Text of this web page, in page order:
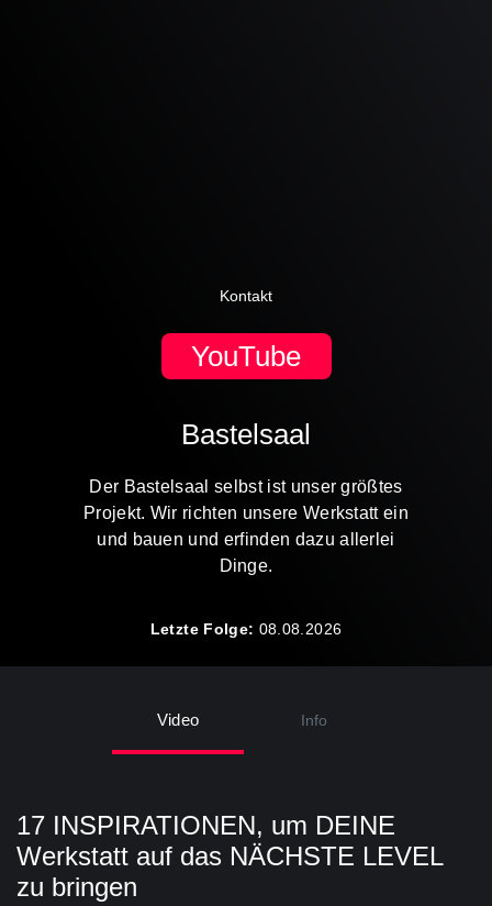
Kontakt
YouTube
Bastelsaal
Der Bastelsaal selbst ist unser größtes
Projekt. Wir richten unsere Werkstatt ein
und bauen und erfinden dazu allerlei
Dinge.
Letzte Folge: 08.08.2026
Video Info
17 INSPIRATIONEN, um DEINE
Werkstatt auf das NÄCHSTE LEVEL
zu bringen